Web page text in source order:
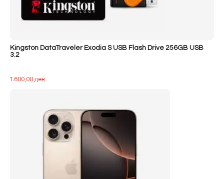
Kingston DataTraveler Exodia S USB Flash Drive 256GB USB
3.2
1.600,00ден